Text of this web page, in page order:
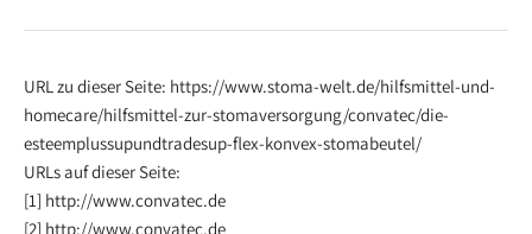
URL zu dieser Seite: https://www.stoma-welt.de/hilfsmittel-und-
homecare/hilfsmittel-zur-stomaversorgung/convatec/die-
esteemplussupundtradesup-flex-konvex-stomabeutel/
URLs auf dieser Seite:
[1] http://www.convatec.de
[2] http://www.convatec.de